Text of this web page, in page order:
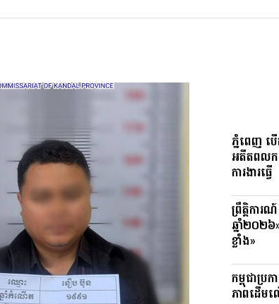
ភ្នំពេញ ប
អតីតពលក
ការងារធ្វើ
ព្រឹត្តិការ
ឆ្នាំ២០២៦
ខ្លាំង»
កម្ពុជាប្រ
ភាពដើម